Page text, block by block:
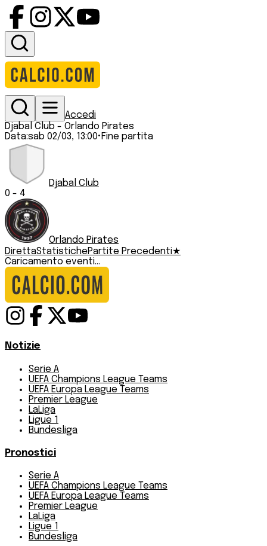
Accedi
Djabal Club - Orlando Pirates
Data:sab 02/03, 13:00• Fine partita
Djabal Club
0 - 4
Orlando Pirates
DirettaStatistichePartite Precedenti★
Caricamento eventi...
Notizie
Serie A
UEFA Champions League Teams
UEFA Europa League Teams
Premier League
LaLiga
Ligue 1
Bundesliga
Pronostici
Serie A
UEFA Champions League Teams
UEFA Europa League Teams
Premier League
LaLiga
Ligue 1
Bundesliga